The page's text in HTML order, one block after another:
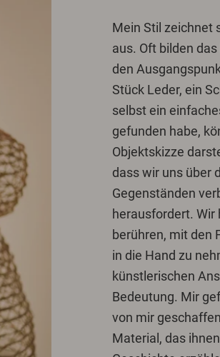
Mein Stil zeichnet
aus. Oft bilden
den
Stück Leder, ein
selbst ein
gefunden habe,
Objektskizze
dass wir uns über
Gegenständen
herausfordert. Wir
berühren, mit den
in die Hand zu
künstlerischen
Bedeutung. Mir
von mir
Material, das